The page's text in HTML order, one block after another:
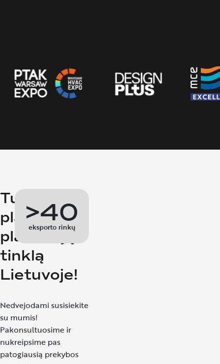
Turime
plačiausią
platintojų
tinklą
Lietuvoje!
>40
eksporto rinkų
Nedvejodami susisiekite
su mumis!
Pakonsultuosime ir
nukreipsime pas
patogiausią prekybos